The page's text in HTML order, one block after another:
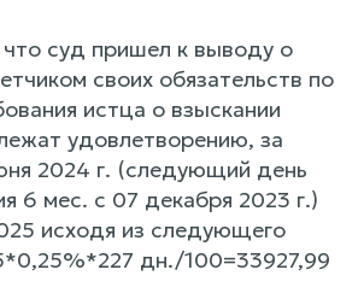
суд пришел к выводу о
своих обязательств по
истца о взыскании
удовлетворению, за
2024 г. (следующий день
6 мес. с 07 декабря 2023 г.)
исходя из следующего
дн./100=33927,99